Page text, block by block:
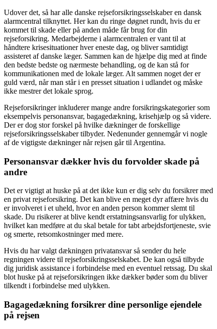
Udover det, så har alle danske rejseforsikringsselskaber en dansk
alarmcentral tilknyttet. Her kan du ringe døgnet rundt, hvis du er
kommet til skade eller på anden måde får brug for din
rejseforsikring. Medarbejderne i alarmcentralen er vant til at
håndtere krisesituationer hver eneste dag, og bliver samtidigt
assisteret af danske læger. Sammen kan de hjælpe dig med at finde
den bedste bedste og nærmeste behandling, og de kan stå for
kommunikationen med de lokale læger. Alt sammen noget der er
guld værd, når man står i en presset situation i udlandet og måske
ikke mestrer det lokale sprog.
Rejseforsikringer inkluderer mange andre forsikringskategorier som
eksempelvis personansvar, bagagedækning, krisehjælp og så videre.
Der er dog stor forskel på hvilke dækninger de forskellige
rejseforsikringsselskaber tilbyder. Nedenunder gennemgår vi nogle
af de vigtigste dækninger når rejsen går til Argentina.
Personansvar dækker hvis du forvolder skade på
andre
Det er vigtigt at huske på at det ikke kun er dig selv du forsikrer med
en privat rejseforsikring. Det kan blive en meget dyr affære hvis du
er involveret i et uheld, hvor en anden person kommer slemt til
skade. Du risikerer at blive kendt erstatningsansvarlig for ulykken,
hvilket kan medføre at du skal betale for tabt arbejdsfortjeneste, svie
og smerte, retsomkostninger med mere.
Hvis du har valgt dækningen privatansvar så sender du hele
regningen videre til rejseforsikringsselskabet. De kan også tilbyde
dig juridisk assistance i forbindelse med en eventuel retssag. Du skal
blot huske på at rejseforsikringen ikke dækker bøder som du bliver
tilkendt i forbindelse med ulykken.
Bagagedækning forsikrer dine personlige ejendele
på rejsen